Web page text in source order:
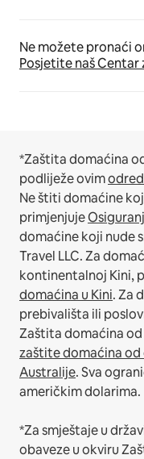
Ne možete pronaći
Posjetite naš Centar
*Zaštita domaćina
podliježe ovim
Ne štiti domaćine
primjenjuje
domaćine koji nude
Travel LLC.Za
kontinentalnoj Kini,
domaćina u Kini.Za
prebivališta ili
Zaštita domaćina
zaštite domaćina od
Australije. Sva
američkim dolarima.
*Za smještaje u
obaveze u okviru